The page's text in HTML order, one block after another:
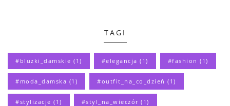
TAGI
#bluzki_damskie (1) #elegancja (1) #fashion (1)
#moda_damska (1) #outfit_na_co_dzień (1)
#stylizacje (1) #styl_na_wieczór (1)